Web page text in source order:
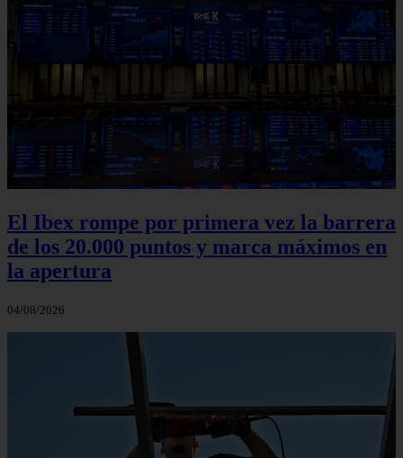
El Ibex rompe por primera vez la barrera
de los 20.000 puntos y marca máximos en
la apertura
04/08/2026